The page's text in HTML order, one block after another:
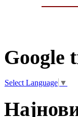
Google
Select Language ▼